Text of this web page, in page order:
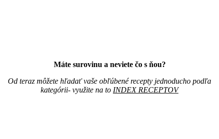
Máte surovinu a neviete čo s ňou?
Od teraz môžete hľadať vaše obľúbené recepty jednoducho podľa
kategórii- využite na to INDEX RECEPTOV